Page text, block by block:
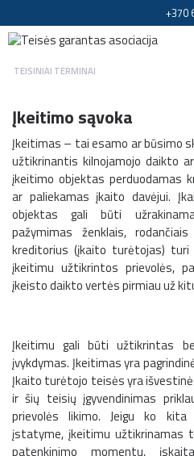
+370
TEISINIAI TERMINAI
Įkeitimo sąvoka
Įkeitimas – tai esamo ar būsimo
užtikrinantis kilnojamojo daikto
įkeitimo objektas perduodamas
ar paliekamas įkaito davėjui.
objektas gali būti
pažymimas ženklais,
kreditorius (įkaito turėtojas) turi
įkeitimu užtikrintos prievolės,
įkeisto daikto vertės pirmiau už
Įkeitimu gali būti užtikrintas
įvykdymas. Įkeitimas yra
Įkaito turėtojo teisės yra
ir šių teisių įgyvendinimas
prievolės likimo. Jeigu ko
įstatyme, įkeitimu užtikrinamas
patenkinimo momentu,